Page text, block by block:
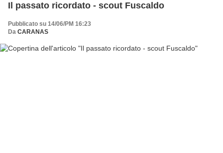
Il passato ricordato - scout Fuscaldo
Pubblicato su 14/06/PM 16:23
Da CARANAS